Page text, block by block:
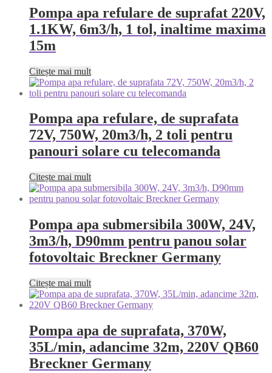
Pompa apa refulare de suprafat 220V,
1.1KW, 6m3/h, 1 tol, inaltime maxima
15m
Citește mai mult
Pompa apa refulare, de suprafata
72V, 750W, 20m3/h, 2 toli pentru
panouri solare cu telecomanda
Citește mai mult
Pompa apa submersibila 300W, 24V,
3m3/h, D90mm pentru panou solar
fotovoltaic Breckner Germany
Citește mai mult
Pompa apa de suprafata, 370W,
35L/min, adancime 32m, 220V QB60
Breckner Germany